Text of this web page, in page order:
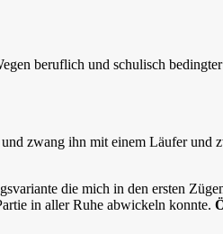
beruflich und schulisch
zwang ihn mit einem Läufer und
die mich in den ersten
in aller Ruhe abwickeln konnte.